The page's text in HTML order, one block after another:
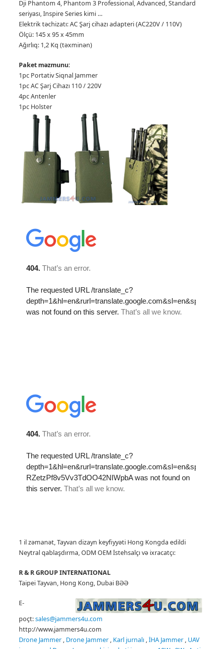
Dji Phantom 4, Phantom 3 Professional, Advanced, Standard
seriyası, Inspire Series kimi …
Elektrik təchizatı: AC Şarj cihazı adapteri (AC220V / 110V)
Ölçü: 145 x 95 x 45mm
Ağırlıq: 1,2 Kq (təxminən)
Paket məzmunu:
1pc Portativ Siqnal Jammer
1pc AC Şarj Cihazı 110 / 220V
4pc Antenler
1pc Holster
1 il zəmanət, Tayvan dizayn keyfiyyəti Hong Kongda edildi
Neytral qablaşdırma, ODM OEM İstehsalçıvə ixracatçı:
R & R GROUP INTERNATIONAL
Taipei Tayvan, Hong Kong, Dubai BƏƏ
E-
poçt:sales@jammers4u.com
http://www.jammers4u.com
Drone Jammer, Drone Jammer, Karl jurnalı,İHA Jammer, UAV